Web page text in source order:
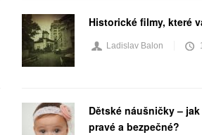
Historické filmy, které
Ladislav Balon
Dětské náušničky –
pravé a bezpečné?